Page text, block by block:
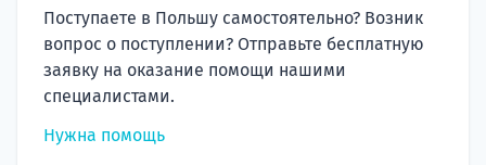
Поступаете в Польшу самостоятельно? Возник
вопрос о поступлении? Отправьте бесплатную
заявку на оказание помощи нашими
специалистами.
Нужна помощь